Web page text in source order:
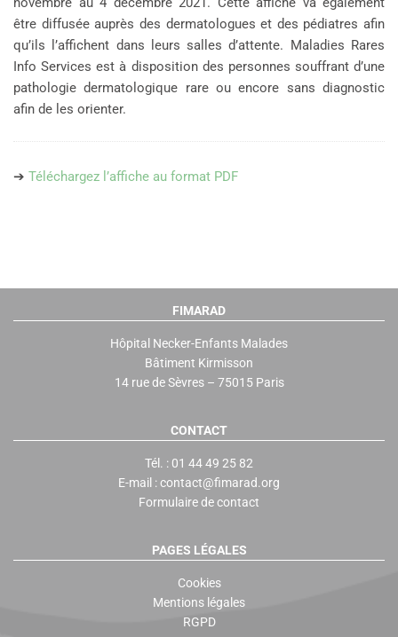
être diffusée auprès des dermatologues et des pédiatres afin
qu’ils l’affichent dans leurs salles d’attente. Maladies Rares
Info Services est à disposition des personnes souffrant d’une
pathologie dermatologique rare ou encore sans diagnostic
afin de les orienter.
➔ Téléchargez l’affiche au format PDF
FIMARAD
Hôpital Necker-Enfants Malades
Bâtiment Kirmisson
14 rue de Sèvres – 75015 Paris
CONTACT
Tél. : 01 44 49 25 82
E-mail : contact@fimarad.org
Formulaire de contact
PAGES LÉGALES
Cookies
Mentions légales
RGPD